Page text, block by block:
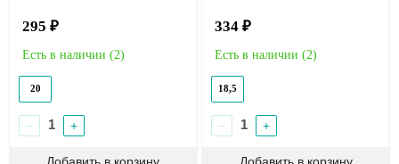
295 ₽
Есть в наличии (2)
20
− +
334 ₽
Есть в наличии (2)
18,5
− +